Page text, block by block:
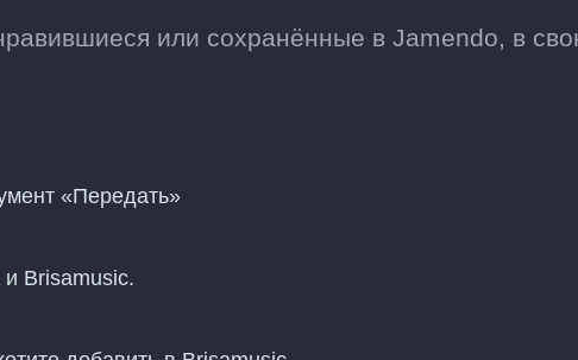
или сохранённые в Jamendo, в
«Передать»
Brisamusic.